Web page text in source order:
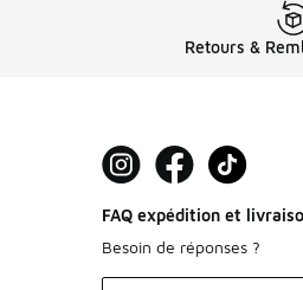
Retours &
FAQ expédition et
Besoin de réponses ?